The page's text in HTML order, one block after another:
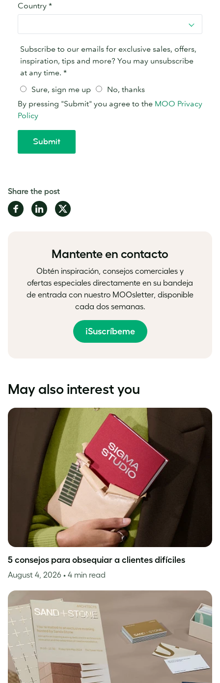
Share the post
Share
on
Share
on
Share
on
Mantente en contacto
Obtén inspiración, consejos comerciales y
ofertas especiales directamente en su bandeja
de entrada con nuestro MOOsletter, disponible
cada dos semanas.
¡Suscríbeme
May also interest you
5 consejos para obsequiar a clientes difíciles
August 4, 2026 • 4 min read